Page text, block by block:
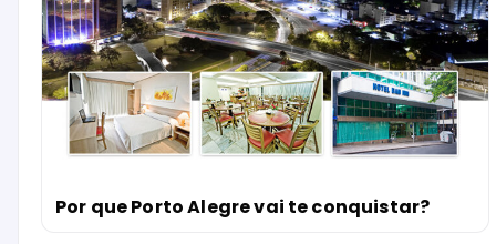
Por que Porto Alegre vai te conquistar?